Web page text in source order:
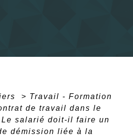
> Travail - Formation
de travail dans le
Le salarié doit-il faire un
démission liée à la